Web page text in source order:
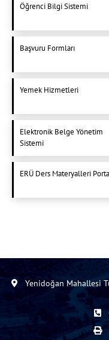
Öğrenci Bilgi Sistemi
Başvuru Formları
Yemek Hizmetleri
Elektronik Belge Yönetim
Sistemi
ERÜ Ders Materyalleri
Yenidoğan Mahallesi